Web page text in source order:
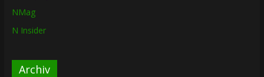
NMag
N Insider
Archiv